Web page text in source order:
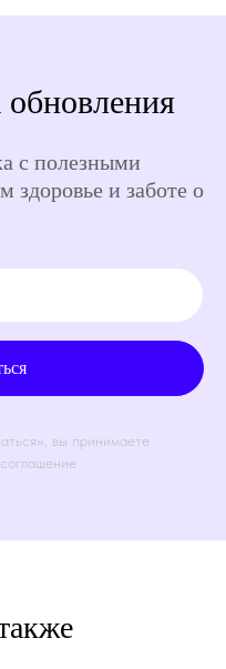
обновления
с полезными
здоровье и заботе о
вы принимаете